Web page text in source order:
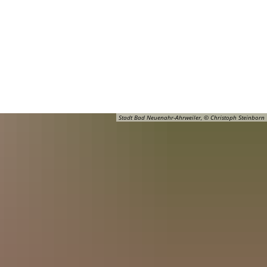
Stadt Bad Neuenahr-Ahrweiler, © Christoph Steinborn